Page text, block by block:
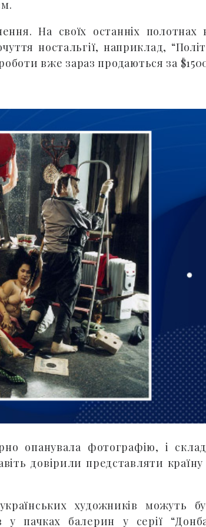
На своїх останніх полотнах
ностальгії, наприклад,
вже зараз продаються за
опанувала фотографію, і
довірили представляти
художників можуть
у пачках балерин у серії